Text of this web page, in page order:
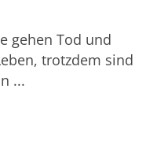
gehen Tod und
trotzdem sind
...